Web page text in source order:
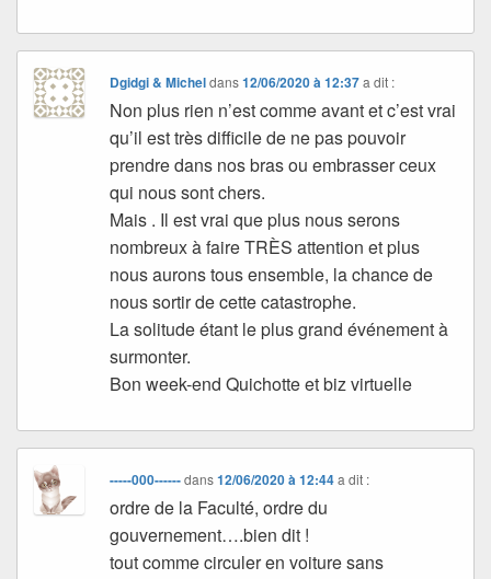
Dgidgi & Micheldans12/06/2020 à 12:37 a dit :
Non plus rien n’est comme avant et c’est vrai
qu’il est très difficile de ne pas pouvoir
prendre dans nos bras ou embrasser ceux
qui nous sont chers.
Mais . Il est vrai que plus nous serons
nombreux à faire TRÈS attention et plus
nous aurons tous ensemble, la chance de
nous sortir de cette catastrophe.
La solitude étant le plus grand événement à
surmonter.
Bon week-end Quichotte et biz virtuelle
-----000------dans12/06/2020 à 12:44 a dit :
ordre de la Faculté, ordre du
gouvernement….bien dit !
tout comme circuler en voiture sans